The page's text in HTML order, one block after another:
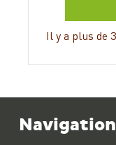
Il y a plus de
Navigation